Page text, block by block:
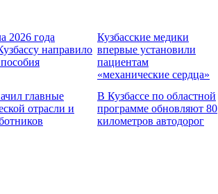
2026 года
направило
Кузбасские медики
впервые установили
пациентам
«механические сердца»
главные
отрасли и
В Кузбассе по областной
программе обновляют 80
километров автодорог